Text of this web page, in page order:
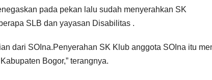
pada pekan lalu sudah menyerahkan SK
SLB dan yayasan Disabilitas .
dari SOIna.Penyerahan SK Klub anggota SOIna itu
Bogor,” terangnya.